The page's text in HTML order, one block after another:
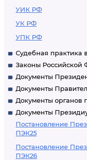
УИК РФ
УК РФ
УПК РФ
Судебная практика
Законы Российской
Документы
Документы
Документы органов
Документы
Постановление
ПЭК25
Постановление
ПЭК26